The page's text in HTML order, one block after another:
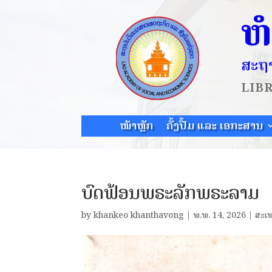
ສະ
ໜ້າຫຼັກ ຄັ້ງປື້ມ ແລະ ເອກະສານ
ບົດຟ້ອນພຣະລັກພຣະລາມ
bykhankeo khanthavong |ພ.ພ. 14, 2026 |ສະເ